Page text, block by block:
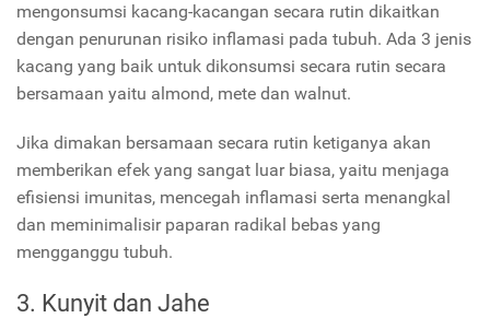
mengonsumsi kacang-kacangan secara rutin dikaitkan
dengan penurunan risiko inflamasi pada tubuh. Ada 3 jenis
kacang yang baik untuk dikonsumsi secara rutin secara
bersamaan yaitu almond, mete dan walnut.
Jika dimakan bersamaan secara rutin ketiganya akan
memberikan efek yang sangat luar biasa, yaitu menjaga
efisiensi imunitas, mencegah inflamasi serta menangkal
dan meminimalisir paparan radikal bebas yang
mengganggu tubuh.
3. Kunyit dan Jahe